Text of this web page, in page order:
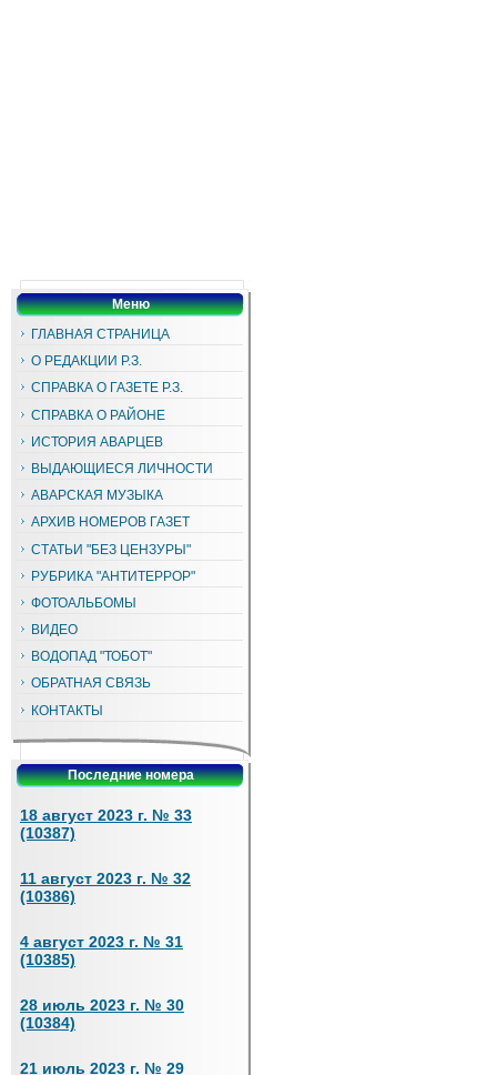
Меню
ГЛАВНАЯ СТРАНИЦА
О РЕДАКЦИИ Р.З.
СПРАВКА О ГАЗЕТЕ Р.З.
СПРАВКА О РАЙОНЕ
ИСТОРИЯ АВАРЦЕВ
ВЫДАЮЩИЕСЯ ЛИЧНОСТИ
АВАРСКАЯ МУЗЫКА
АРХИВ НОМЕРОВ ГАЗЕТ
СТАТЬИ "БЕЗ ЦЕНЗУРЫ"
РУБРИКА "АНТИТЕРРОР"
ФОТОАЛЬБОМЫ
ВИДЕО
ВОДОПАД "ТОБОТ"
ОБРАТНАЯ СВЯЗЬ
КОНТАКТЫ
Последние номера
18 август 2023 г. № 33
(10387)
11 август 2023 г. № 32
(10386)
4 август 2023 г. № 31
(10385)
28 июль 2023 г. № 30
(10384)
21 июль 2023 г. № 29